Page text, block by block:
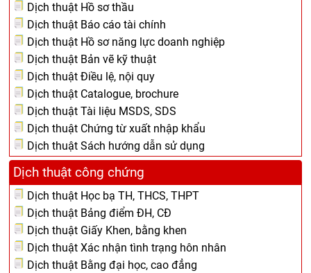
Dịch thuật Hồ sơ thầu
Dịch thuật Báo cáo tài chính
Dịch thuật Hồ sơ năng lực doanh nghiệp
Dịch thuật Bản vẽ kỹ thuật
Dịch thuật Điều lệ, nội quy
Dịch thuật Catalogue, brochure
Dịch thuật Tài liệu MSDS, SDS
Dịch thuật Chứng từ xuất nhập khẩu
Dịch thuật Sách hướng dẫn sử dụng
Dịch thuật công chứng
Dịch thuật Học bạ TH, THCS, THPT
Dịch thuật Bảng điểm ĐH, CĐ
Dịch thuật Giấy Khen, bằng khen
Dịch thuật Xác nhận tình trạng hôn nhân
Dịch thuật Bằng đại học, cao đẳng